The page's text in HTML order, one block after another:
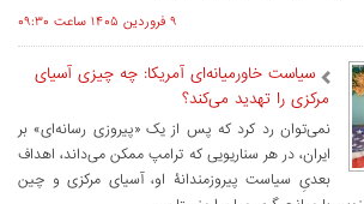
۹ فروردين ۱۴۰۵ ساعت ۰۹:۳۰
سیاست خاورمیانه‌ای آمریکا: چه چیزی آسیای
مرکزی را تهدید می‌کند؟
نمی‌توان رد کرد که پس از یک «پیروزی رسانه‌ای» بر
ایران، در هر سناریویی که ترامپ ممکن می‌داند، اهداف
بعدیِ سیاست پیروزمندانۀ او، آسیای مرکزی و چین